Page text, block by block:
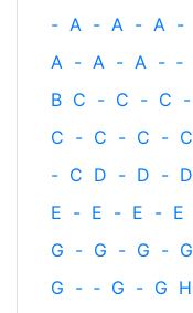
- A - A - A -
A - A - A - ‐
B C - C - C -
C - C - C - C
- C D - D - D
E - E - E - E
G - G - G - G
G - ‐ G - G H